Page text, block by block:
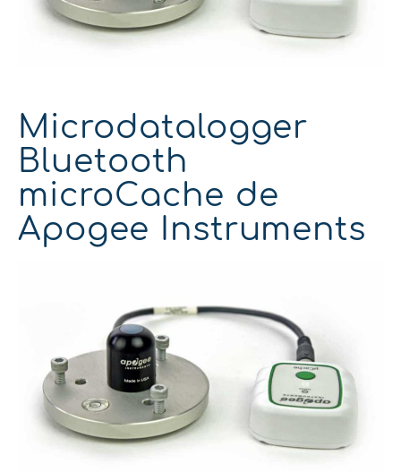
Microdatalogger
Bluetooth
microCache de
Apogee Instruments